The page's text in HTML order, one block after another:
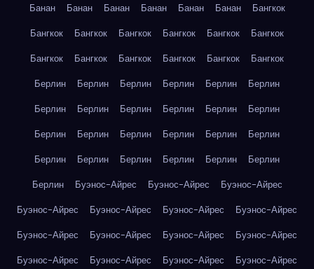
Банан
Банан Банан Банан Банан Банан
Бангкок
Бангкок
Бангкок Бангкок Бангкок Бангкок
Бангкок
Бангкок
Бангкок Бангкок Бангкок Бангкок
Бангкок
Берлин
Берлин Берлин Берлин Берлин
Берлин
Берлин
Берлин Берлин Берлин Берлин
Берлин
Берлин
Берлин Берлин Берлин Берлин
Берлин
Берлин
Берлин Берлин Берлин Берлин
Берлин
Берлин
Буэнос-Айрес Буэнос-Айрес
Буэнос-Айрес
Буэнос-Айрес
Буэнос-Айрес Буэнос-Айрес
Буэнос-Айрес
Буэнос-Айрес
Буэнос-Айрес Буэнос-Айрес
Буэнос-Айрес
Буэнос-Айрес
Буэнос-Айрес Буэнос-Айрес
Буэнос-Айрес